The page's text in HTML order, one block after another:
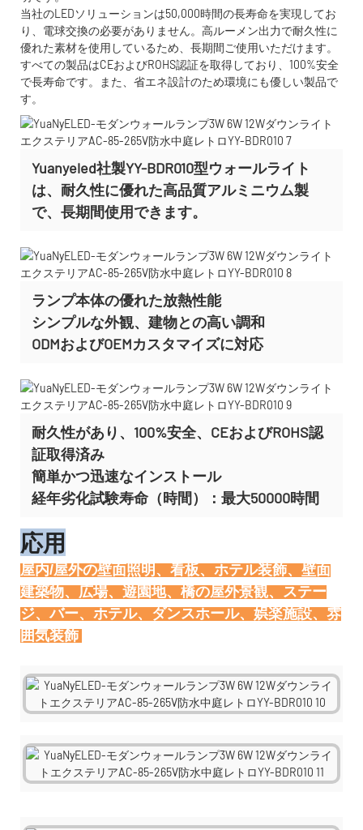
当社のLEDソリューションは50,000時間の長寿命を実現してお
り、電球交換の必要がありません。高ルーメン出力で耐久性に
優れた素材を使用しているため、長期間ご使用いただけます。
すべての製品はCEおよびROHS認証を取得しており、100%安全
で長寿命です。また、省エネ設計のため環境にも優しい製品で
す。
Yuanyeled社製YY-BDR010型ウォールライト
は、耐久性に優れた高品質アルミニウム製
で、長期間使用できます。
ランプ本体の優れた放熱性能
シンプルな外観、建物との高い調和
ODMおよびOEMカスタマイズに対応
耐久性があり、100%安全、CEおよびROHS認
証取得済み
簡単かつ迅速なインストール
経年劣化試験寿命（時間）：最大50000時間
応用
屋内/屋外の壁面照明、看板、ホテル装飾、壁面
建築物、広場、遊園地、橋の屋外景観、ステー
ジ、バー、ホテル、ダンスホール、娯楽施設、雰
囲気装飾